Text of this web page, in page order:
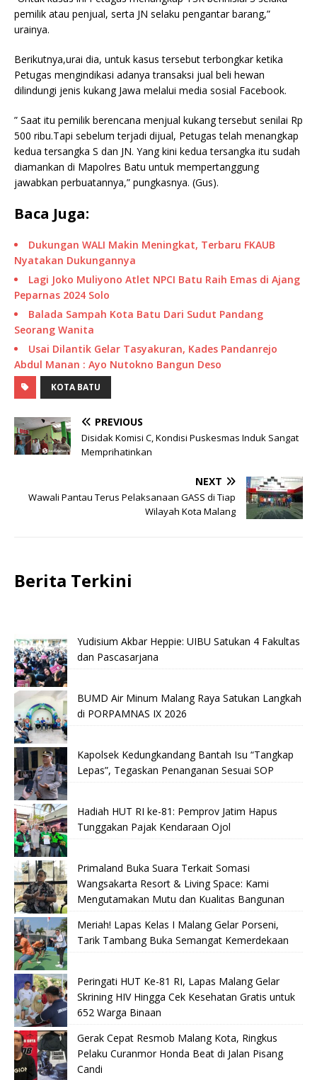
pemilik atau penjual, serta JN selaku pengantar barang,”
urainya.
Berikutnya,urai dia, untuk kasus tersebut terbongkar ketika
Petugas mengindikasi adanya transaksi jual beli hewan
dilindungi jenis kukang Jawa melalui media sosial Facebook.
” Saat itu pemilik berencana menjual kukang tersebut senilai Rp
500 ribu.Tapi sebelum terjadi dijual, Petugas telah menangkap
kedua tersangka S dan JN. Yang kini kedua tersangka itu sudah
diamankan di Mapolres Batu untuk mempertanggung
jawabkan perbuatannya,” pungkasnya. (Gus).
Baca Juga:
Dukungan WALI Makin Meningkat, Terbaru FKAUB
Nyatakan Dukungannya
Lagi Joko Muliyono Atlet NPCI Batu Raih Emas di Ajang
Peparnas 2024 Solo
Balada Sampah Kota Batu Dari Sudut Pandang
Seorang Wanita
Usai Dilantik Gelar Tasyakuran, Kades Pandanrejo
Abdul Manan : Ayo Nutokno Bangun Deso
KOTA BATU
PREVIOUS
Disidak Komisi C, Kondisi Puskesmas Induk Sangat
Memprihatinkan
NEXT
Wawali Pantau Terus Pelaksanaan GASS di Tiap
Wilayah Kota Malang
Berita Terkini
Yudisium Akbar Heppie: UIBU Satukan 4 Fakultas
dan Pascasarjana
BUMD Air Minum Malang Raya Satukan Langkah
di PORPAMNAS IX 2026
Kapolsek Kedungkandang Bantah Isu “Tangkap
Lepas”, Tegaskan Penanganan Sesuai SOP
Hadiah HUT RI ke-81: Pemprov Jatim Hapus
Tunggakan Pajak Kendaraan Ojol
Primaland Buka Suara Terkait Somasi
Wangsakarta Resort & Living Space: Kami
Mengutamakan Mutu dan Kualitas Bangunan
Meriah! Lapas Kelas I Malang Gelar Porseni,
Tarik Tambang Buka Semangat Kemerdekaan
Peringati HUT Ke-81 RI, Lapas Malang Gelar
Skrining HIV Hingga Cek Kesehatan Gratis untuk
652 Warga Binaan
Gerak Cepat Resmob Malang Kota, Ringkus
Pelaku Curanmor Honda Beat di Jalan Pisang
Candi